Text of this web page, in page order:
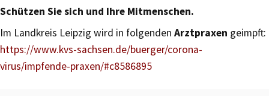
Schützen Sie sich und Ihre Mitmenschen.
Im Landkreis Leipzig wird in folgenden Arztpraxen geimpft:
https://www.kvs-sachsen.de/buerger/corona-
virus/impfende-praxen/#c8586895